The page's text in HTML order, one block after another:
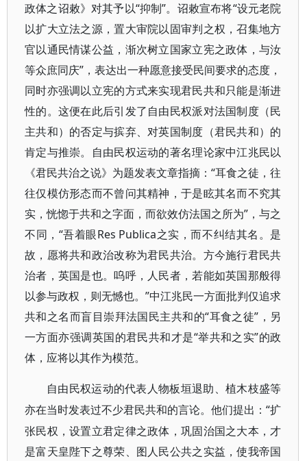
政体之诏敕》对其予以“抑制”。诏敕宣布将“设元老院
以扩大立法之源，置大审院以固审判之权，召集地方
官以通民情谋公益，渐次树立国家立宪之政体，与汝
等众庶同庆”，表达出一种愿意接受民间要求的态度，
同时亦强调以立宪的方式来实现君民共和只能是渐进
性的。这便在此后引发了自由民权派对法国制度（民
主共和）的否定与摈弃、对英国制度（君民共和）的
肯定与推崇。自由民权运动的著名理论家中江兆民以
《君民共治之说》为题发表文章指摘：“耳食之徒，往
往仅模仿形态而不曾问其精神，于是眩其名而不究其
实，恍惚于共和之字面，而欲效仿法国之所为”，与之
不同，“吾着眼Res Publica之实，而不纠结其名。是
故，愿将共和政治改称为君民共治。方今施行君民共
治者，英国是也。呜呼，人民者，若能如英国那般得
以参与政权，则无憾也。”中江兆民一方面批判仅追求
共和之名而盲目崇拜法国民主共和的“耳食之徒”，另
一方面亦强调英国的君民共和才是“举共和之实”的政
体，应将以其作为模范。
自由民权运动的代表人物板垣退助、植木枝盛等
亦在当时发表过不少君民共和的言论。他们提出：“扩
张民权，设置立君定律之政体，巩固治国之大本，才
是富天皇陛下之尊荣、图人民公共之实益，使我帝国